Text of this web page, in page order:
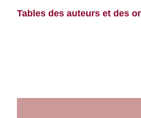
Tables des auteurs et des